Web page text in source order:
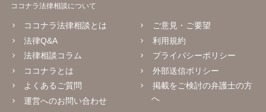
ココナラ法律相談について
ココナラ法律相談とは
法律Q&A
法律相談コラム
ココナラとは
よくあるご質問
運営へのお問い合わせ
ご意見・ご要望
利用規約
プライバシーポリシー
外部送信ポリシー
掲載をご検討の弁護士の方
へ